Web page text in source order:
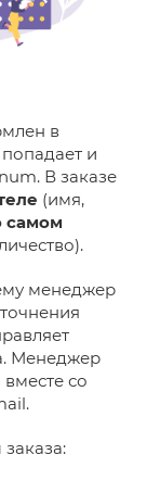
в
и
В заказе
(имя,
самом
менеджер
Менеджер
вместе со